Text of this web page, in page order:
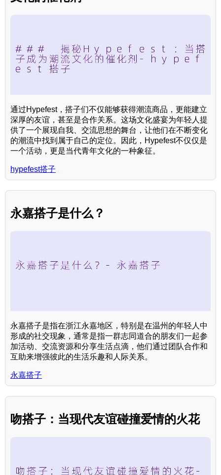
通过Hypefest，搭子们不仅能够获得潮流商品，更能建立
深厚的友谊，甚至是合作关系。这场文化盛宴为年轻人提
供了一个展现自我、交流思想的舞台，让他们在不断变化
的潮流中找到属于自己的定位。因此，Hypefest不仅仅是
一个活动，更是当代青年文化的一种象征。
hypefest搭子
永嘉搭子是什么？
永嘉搭子是指在浙江永嘉地区，特别是在温州的年轻人中
形成的社交现象，通常是指一群志同道合的朋友们一起参
加活动、交流资源和分享生活点滴，他们通过团队合作和
互助来增强彼此的生活乐趣和人际关系。
永嘉搭子
吻搭子：当现代友谊碰撞爱情的火花